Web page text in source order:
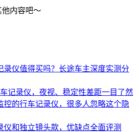
内容吧～
录仪值得买吗？长途车主深度实测分
记录仪，夜视、稳定性差距一目了然
控的行车记录仪，很多人忽略这个隐
仪和独立镜头款，优缺点全面评测